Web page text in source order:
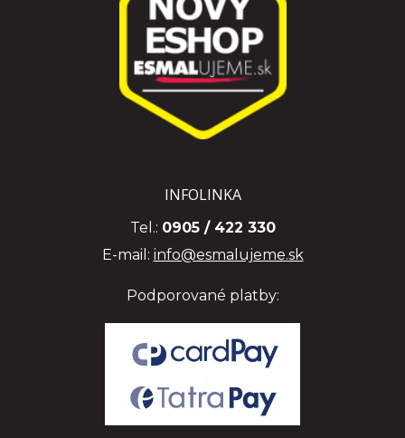
INFOLINKA
Tel.: 0905 / 422 330
E-mail: info@esmalujeme.sk
Podporované platby: